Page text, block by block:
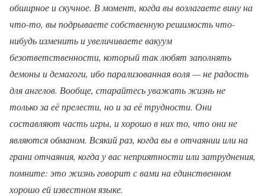
обширное и скучное. В момент, когда вы возлагаете вину на
что-то, вы подрываете собственную решимость что-
нибудь изменить и увеличиваете вакуум
безответственности, который так любят заполнять
демоны и демагоги, ибо парализованная воля — не радость
для ангелов. Вообще, старайтесь уважать жизнь не
только за её прелести, но и за её трудности. Они
составляют часть игры, и хорошо в них то, что они не
являются обманом. Всякий раз, когда вы в отчаянии или на
грани отчаяния, когда у вас неприятности или затруднения,
помните: это жизнь говорит с вами на единственном
хорошо ей известном языке.